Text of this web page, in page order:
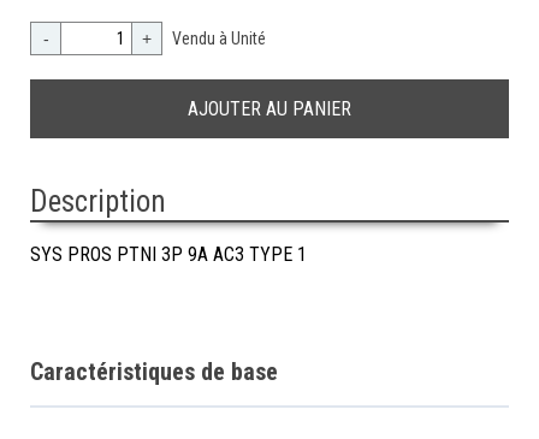
- + Vendu à Unité
Description
SYS PROS PTNI 3P 9A AC3 TYPE 1
Caractéristiques de base